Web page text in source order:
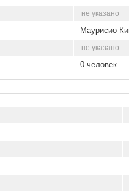
не указано
Маурисио
не указано
0 человек